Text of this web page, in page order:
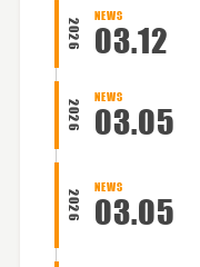
2026
NEWS
03.12
2026
NEWS
03.05
2026
NEWS
03.05